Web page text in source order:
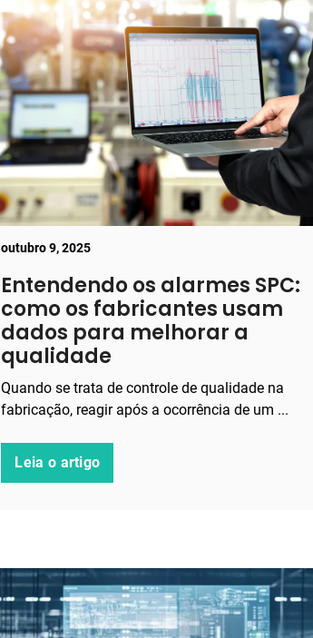
outubro 9, 2025
Entendendo os alarmes SPC:
como os fabricantes usam
dados para melhorar a
qualidade
Quando se trata de controle de qualidade na
fabricação, reagir após a ocorrência de um ...
Leia o artigo